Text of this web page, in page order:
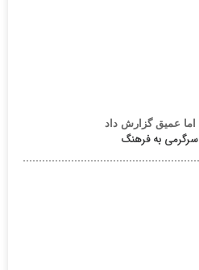
اما عمیق گزارش داد
سرگرمی به فرهنگ